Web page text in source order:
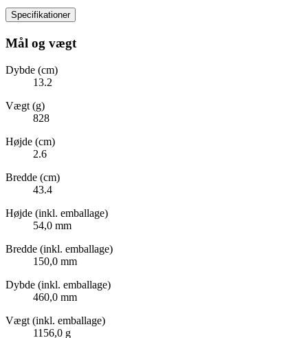
Specifikationer
Mål og vægt
Dybde (cm)
13.2
Vægt (g)
828
Højde (cm)
2.6
Bredde (cm)
43.4
Højde (inkl. emballage)
54,0 mm
Bredde (inkl. emballage)
150,0 mm
Dybde (inkl. emballage)
460,0 mm
Vægt (inkl. emballage)
1156,0 g